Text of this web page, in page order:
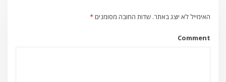
האימייל לא יוצג באתר. שדות החובה מסומנים*
Comment